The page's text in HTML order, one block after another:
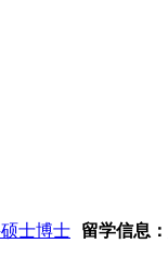
硕士博士 留学信息：